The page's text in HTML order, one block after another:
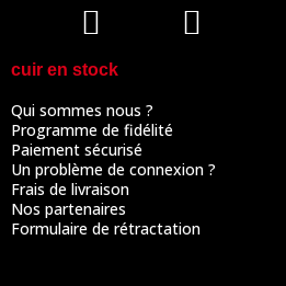
cuir en stock
Qui sommes nous ?
Programme de fidélité
Paiement sécurisé
Un problème de connexion ?
Frais de livraison
Nos partenaires
Formulaire de rétractation